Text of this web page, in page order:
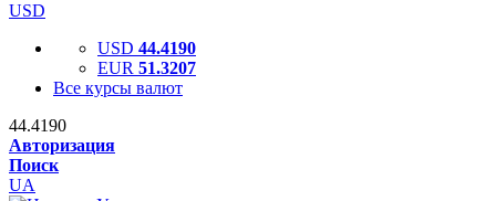
USD
USD 44.4190
EUR 51.3207
Все курсы валют
44.4190
Авторизация
Поиск
UA